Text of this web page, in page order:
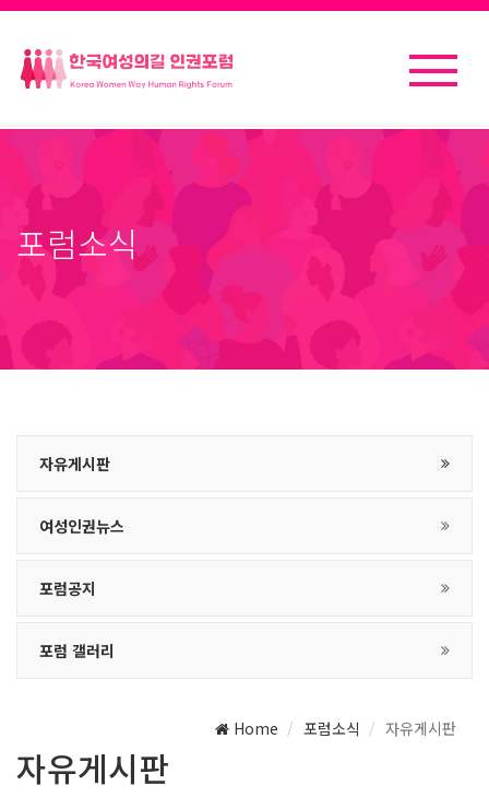
포럼소식
자유게시판
여성인권뉴스
포럼공지
포럼 갤러리
Home 포럼소식 자유게시판
자유게시판